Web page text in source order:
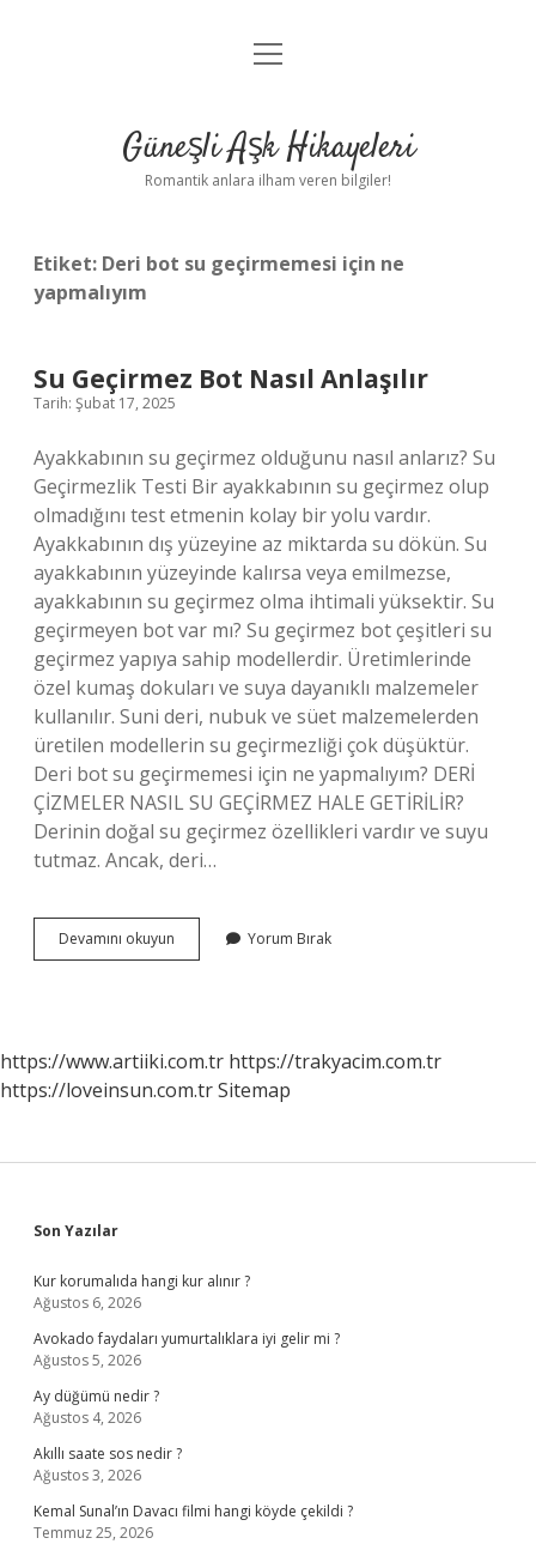
Anasayfa
Yasal Uyarı
menüyü
Güneşli Aşk Hikayeleri
Romantik anlara ilham veren bilgiler!
Etiket: Deri bot su geçirmemesi için ne
yapmalıyım
Su Geçirmez Bot Nasıl Anlaşılır
Tarih: Şubat 17, 2025
Ayakkabının su geçirmez olduğunu nasıl anlarız? Su
Geçirmezlik Testi Bir ayakkabının su geçirmez olup
olmadığını test etmenin kolay bir yolu vardır.
Ayakkabının dış yüzeyine az miktarda su dökün. Su
ayakkabının yüzeyinde kalırsa veya emilmezse,
ayakkabının su geçirmez olma ihtimali yüksektir. Su
geçirmeyen bot var mı? Su geçirmez bot çeşitleri su
geçirmez yapıya sahip modellerdir. Üretimlerinde
özel kumaş dokuları ve suya dayanıklı malzemeler
kullanılır. Suni deri, nubuk ve süet malzemelerden
üretilen modellerin su geçirmezliği çok düşüktür.
Deri bot su geçirmemesi için ne yapmalıyım? DERİ
ÇİZMELER NASIL SU GEÇİRMEZ HALE GETİRİLİR?
Derinin doğal su geçirmez özellikleri vardır ve suyu
tutmaz. Ancak, deri…
Devamını okuyun
Geçirmez
Yorum Bırak
https://www.artiiki.com.tr https://trakyacim.com.tr
https://loveinsun.com.trSitemap
Sidebar
Son Yazılar
Kur korumalıda hangi kur alınır ?
Ağustos 6, 2026
Avokado faydaları yumurtalıklara iyi gelir mi ?
Ağustos 5, 2026
Ay düğümü nedir ?
Ağustos 4, 2026
Akıllı saate sos nedir ?
Ağustos 3, 2026
Kemal Sunal’ın Davacı filmi hangi köyde çekildi ?
Temmuz 25, 2026